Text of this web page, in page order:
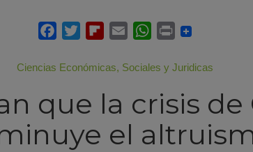
Ciencias Económicas, Sociales y Juridicas
que la crisis de
el